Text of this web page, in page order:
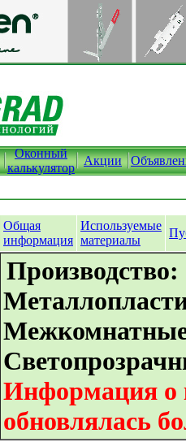
Оконный
калькулятор
Акции
Общая
информация
Используемые
материалы
Производство:
Информация о
обновлялась